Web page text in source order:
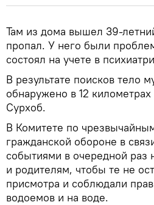
Там из дома вышел 39-
пропал. У него были
состоял на учете в
В результате поисков тело
обнаружено в 12
Сурхоб.
В Комитете по
гражданской обороне в
событиями в очередной раз
и родителям, чтобы те не
присмотра и соблюдали
водоемов и на воде.